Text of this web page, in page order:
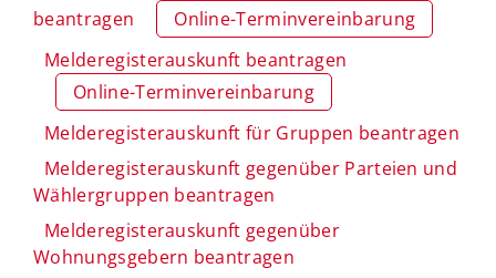
beantragen
Online-Terminvereinbarung
Melderegisterauskunft beantragen
Online-Terminvereinbarung
Melderegisterauskunft für Gruppen beantragen
Melderegisterauskunft gegenüber Parteien und
Wählergruppen beantragen
Melderegisterauskunft gegenüber
Wohnungsgebern beantragen